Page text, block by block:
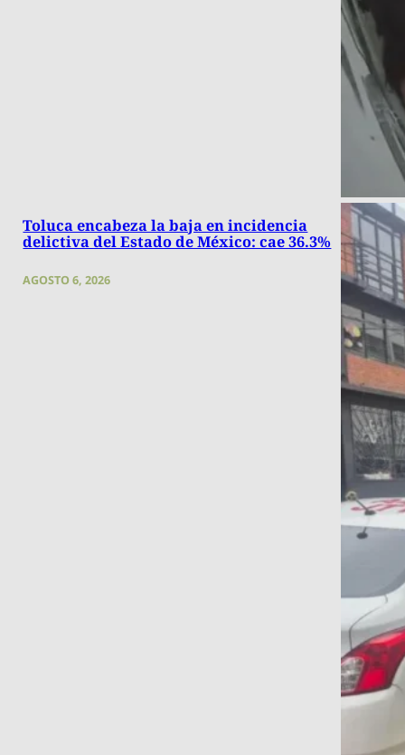
Toluca encabeza la baja en incidencia
delictiva del Estado de México: cae 36.3%
AGOSTO 6, 2026